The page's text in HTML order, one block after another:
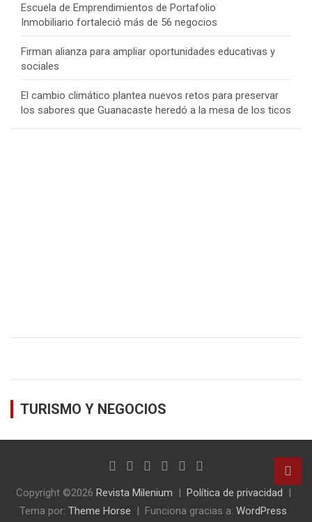
Escuela de Emprendimientos de Portafolio
Inmobiliario fortaleció más de 56 negocios
Firman alianza para ampliar oportunidades educativas y
sociales
El cambio climático plantea nuevos retos para preservar
los sabores que Guanacaste heredó a la mesa de los ticos
TURISMO Y NEGOCIOS
Copyright ©2026 Revista Milenium
Política de privacidad
Tema por: Theme Horse Funciona gracias a: WordPress